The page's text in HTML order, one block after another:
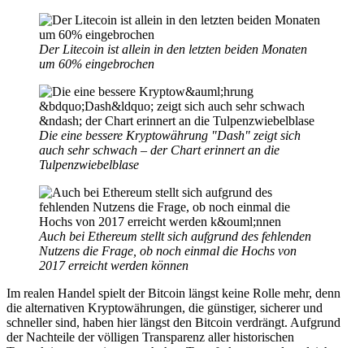
Der Litecoin ist allein in den letzten beiden Monaten
um 60% eingebrochen
Die eine bessere Kryptowährung "Dash" zeigt sich
auch sehr schwach – der Chart erinnert an die
Tulpenzwiebelblase
Auch bei Ethereum stellt sich aufgrund des fehlenden
Nutzens die Frage, ob noch einmal die Hochs von
2017 erreicht werden können
Im realen Handel spielt der Bitcoin längst keine Rolle mehr, denn
die alternativen Kryptowährungen, die günstiger, sicherer und
schneller sind, haben hier längst den Bitcoin verdrängt. Aufgrund
der Nachteile der völligen Transparenz aller historischen